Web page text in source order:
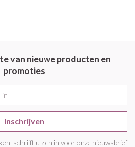
van nieuwe producten en
promoties
Inschrijven
schrijft u zich in voor onze nieuwsbrief